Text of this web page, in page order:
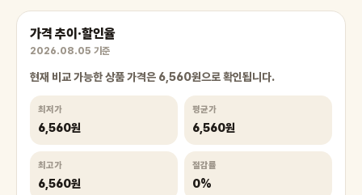
가격 추이·할인율
2026.08.05 기준
현재 비교 가능한 상품 가격은 6,560원으로 확인됩니다.
최저가
6,560원
평균가
6,560원
최고가
6,560원
절감률
0%